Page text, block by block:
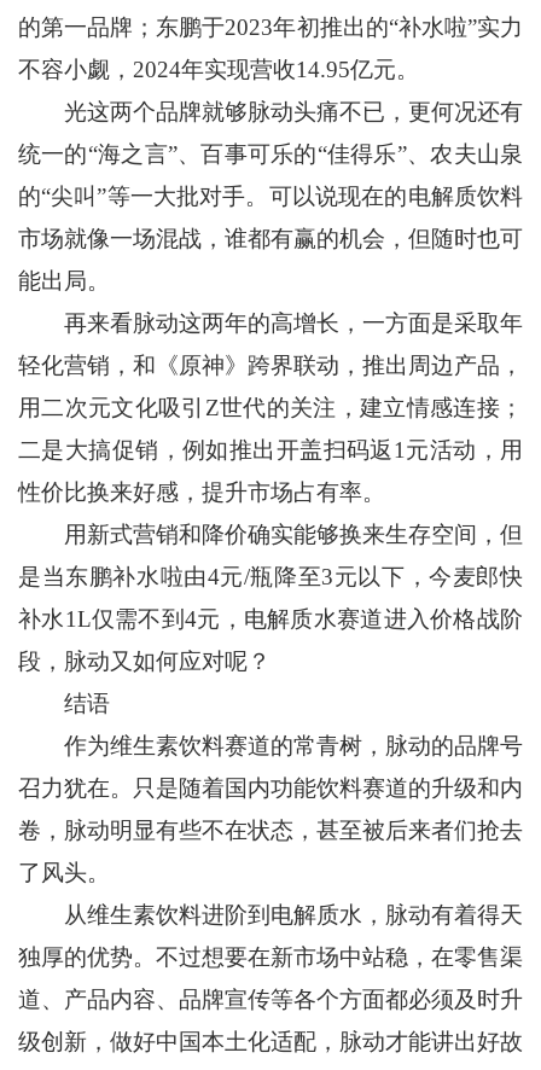
的第一品牌；东鹏于2023年初推出的“补水啦”实力
不容小觑，2024年实现营收14.95亿元。
光这两个品牌就够脉动头痛不已，更何况还有
统一的“海之言”、百事可乐的“佳得乐”、农夫山泉
的“尖叫”等一大批对手。可以说现在的电解质饮料
市场就像一场混战，谁都有赢的机会，但随时也可
能出局。
再来看脉动这两年的高增长，一方面是采取年
轻化营销，和《原神》跨界联动，推出周边产品，
用二次元文化吸引Z世代的关注，建立情感连接；
二是大搞促销，例如推出开盖扫码返1元活动，用
性价比换来好感，提升市场占有率。
用新式营销和降价确实能够换来生存空间，但
是当东鹏补水啦由4元/瓶降至3元以下，今麦郎快
补水1L仅需不到4元，电解质水赛道进入价格战阶
段，脉动又如何应对呢？
结语
作为维生素饮料赛道的常青树，脉动的品牌号
召力犹在。只是随着国内功能饮料赛道的升级和内
卷，脉动明显有些不在状态，甚至被后来者们抢去
了风头。
从维生素饮料进阶到电解质水，脉动有着得天
独厚的优势。不过想要在新市场中站稳，在零售渠
道、产品内容、品牌宣传等各个方面都必须及时升
级创新，做好中国本土化适配，脉动才能讲出好故